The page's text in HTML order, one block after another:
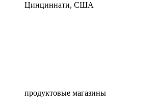
Цинциннати, США
продуктовые магазины